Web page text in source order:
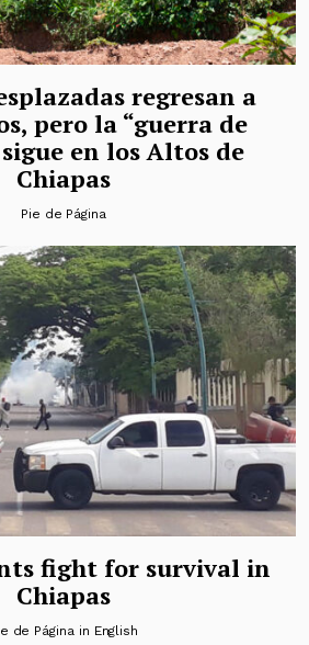
regresan a
pero la “guerra de
sigue en los Altos de
Chiapas
Pie de Página
fight for survival in
Chiapas
de Página in English